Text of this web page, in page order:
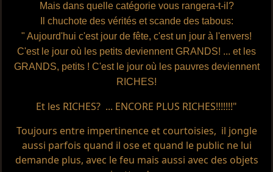
Mais dans quelle catégorie vous rangera-t-il?
Il chuchote des vérités et scande des tabous:
" Aujourd'hui c'est jour de fête, c'est un jour à l'envers!
C'est le jour où les petits deviennent GRANDS! ... et les
GRANDS, petits ! C'est le jour où les pauvres deviennent
RICHES!
Et les RICHES? ... ENCORE PLUS RICHES!!!!!!!"
Toujours entre impertinence et courtoisies, il jongle
aussi parfois quand il ose et quand le public ne lui
demande plus, avec le feu mais aussi avec des objets